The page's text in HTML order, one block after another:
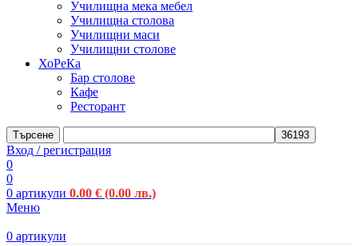
Училищна мека мебел
Училищна столова
Училищни маси
Училищни столове
ХоРеКа
Бар столове
Кафе
Ресторант
Търсене
Вход / регистрация
0
0
0 артикули 0.00 € (0.00 лв.)
Меню
0 артикули